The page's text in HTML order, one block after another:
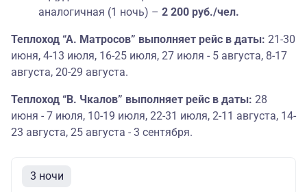
аналогичная (1 ночь) – 2 200 руб./чел.
Теплоход “А. Матросов” выполняет рейс в даты: 21-30
июня, 4-13 июля, 16-25 июля, 27 июля - 5 августа, 8-17
августа, 20-29 августа.
Теплоход “В. Чкалов” выполняет рейс в даты: 28
июня - 7 июля, 10-19 июля, 22-31 июля, 2-11 августа, 14-
23 августа, 25 августа - 3 сентября.
3 ночи